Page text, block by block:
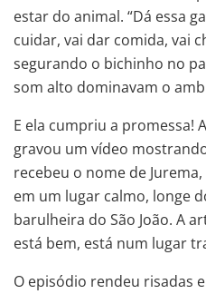
estar do animal. “Dá essa
cuidar, vai dar comida, vai
segurando o bichinho no
som alto dominavam o
E ela cumpriu a promessa!
gravou um vídeo
recebeu o nome de
em um lugar calmo, longe
barulheira do São João. A
está bem, está num lugar
O episódio rendeu risadas